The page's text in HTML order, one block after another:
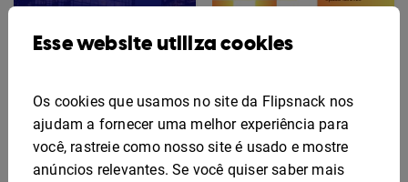
Modelo interativo de
comunicado de
Modelo de boletim
cliente
Esse website utiliza cookies
Os cookies que usamos no site da Flipsnack nos
ajudam a fornecer uma melhor experiência para
você, rastreie como nosso site é usado e mostre
anúncios relevantes. Se você quiser saber mais